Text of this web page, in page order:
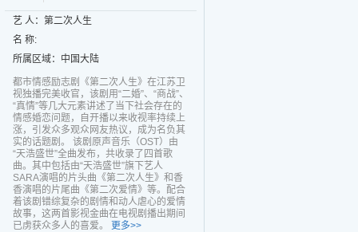
艺 人：第二次人生
名 称:
所属区域：中国大陆
都市情感励志剧《第二次人生》在江苏卫
视独播完美收官，该剧用“二婚”、“商战”、
“真情”等几大元素讲述了当下社会存在的
情感婚恋问题，自开播以来收视率持续上
涨，引发众多观众网友热议，成为名负其
实的话题剧。 该剧原声音乐（OST）由
“天浩盛世”全曲发布，共收录了四首歌
曲。其中包括由“天浩盛世”旗下艺人
SARA演唱的片头曲《第二次人生》和香
香演唱的片尾曲《第二次爱情》等。配合
着该剧错综复杂的剧情和动人虐心的爱情
故事，这两首影视金曲在电视剧播出期间
已虏获众多人的喜爱。 更多>>